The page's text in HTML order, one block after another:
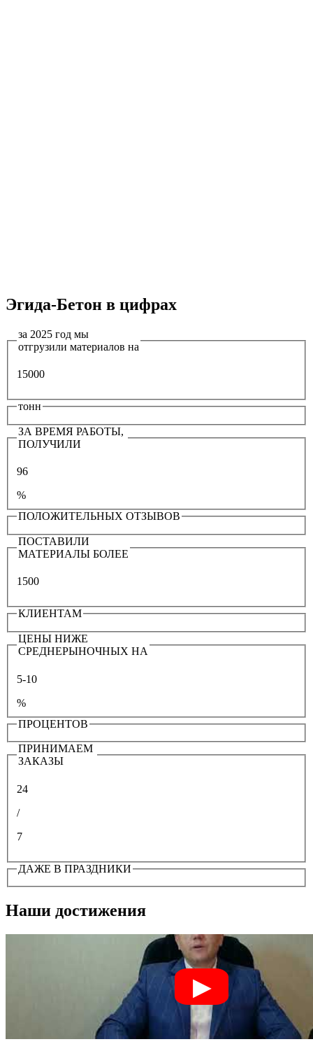
Эгида-Бетон в цифрах
за 2025 год мы
отгрузили материалов на
15000
тонн
ЗА ВРЕМЯ РАБОТЫ,
ПОЛУЧИЛИ
96
%
ПОЛОЖИТЕЛЬНЫХ ОТЗЫВОВ
ПОСТАВИЛИ
МАТЕРИАЛЫ БОЛЕЕ
1500
КЛИЕНТАМ
ЦЕНЫ НИЖЕ
СРЕДНЕРЫНОЧНЫХ НА
5-10
%
ПРОЦЕНТОВ
ПРИНИМАЕМ
ЗАКАЗЫ
24
/
7
ДАЖЕ В ПРАЗДНИКИ
Наши достижения